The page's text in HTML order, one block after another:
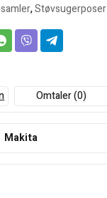
,Støvsugerposer
Omtaler (0)
Makita